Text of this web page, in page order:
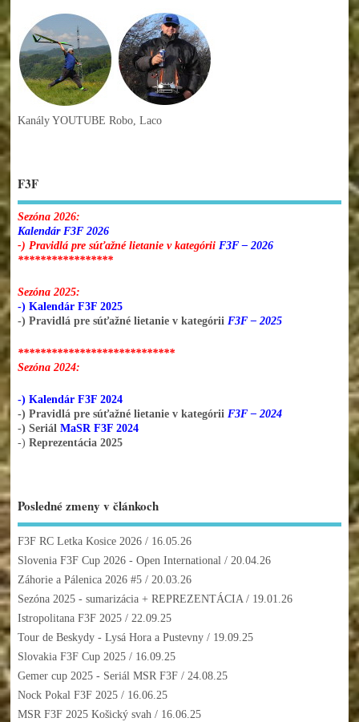
Kanály YOUTUBE Robo, Laco
F3F
Sezóna 2026:
Kalendár F3F 2026
-) Pravidlá pre súťažné lietanie v kategórii F3F – 2026
*****************
Sezóna 2025:
-) Kalendár F3F 2025
-) Pravidlá pre súťažné lietanie v kategórii F3F – 2025
****************************
Sezóna 2024:
-) Kalendár F3F 2024
-) Pravidlá pre súťažné lietanie v kategórii F3F – 2024
-) Seriál MaSR F3F 2024
-) Reprezentácia 2025
Posledné zmeny v článkoch
F3F RC Letka Kosice 2026/ 16.05.26
Slovenia F3F Cup 2026 - Open International/ 20.04.26
Záhorie a Pálenica 2026 #5/ 20.03.26
Sezóna 2025 - sumarizácia + REPREZENTÁCIA/ 19.01.26
Istropolitana F3F 2025/ 22.09.25
Tour de Beskydy - Lysá Hora a Pustevny/ 19.09.25
Slovakia F3F Cup 2025/ 16.09.25
Gemer cup 2025 - Seriál MSR F3F/ 24.08.25
Nock Pokal F3F 2025/ 16.06.25
MSR F3F 2025 Košický svah/ 16.06.25